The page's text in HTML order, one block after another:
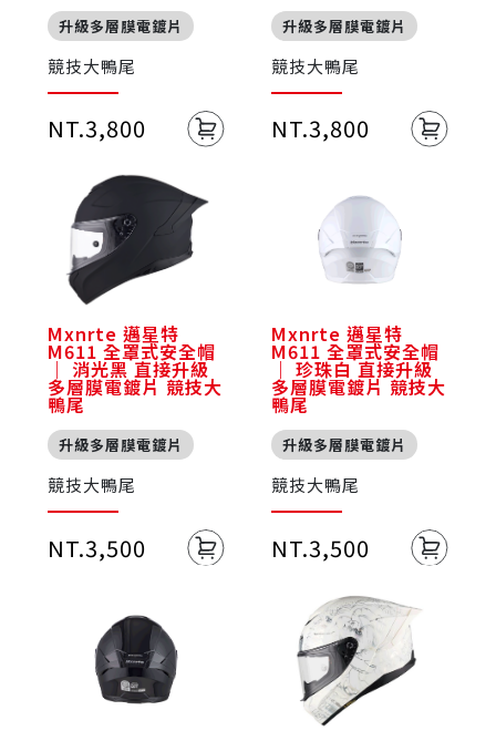
升級多層膜電鍍片
競技大鴨尾
NT.3,800
升級多層膜電鍍片
競技大鴨尾
NT.3,800
Mxnrte 邁星特
M611 全罩式安全帽
｜ 消光黑 直接升級
多層膜電鍍片 競技大
鴨尾
升級多層膜電鍍片
競技大鴨尾
NT.3,500
Mxnrte 邁星特
M611 全罩式安全帽
｜ 珍珠白 直接升級
多層膜電鍍片 競技大
鴨尾
升級多層膜電鍍片
競技大鴨尾
NT.3,500